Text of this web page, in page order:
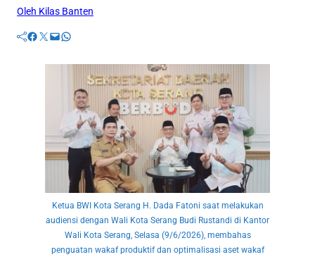
Oleh Kilas Banten
Facebook Twitter Mail WhatsApp
Ketua BWI Kota Serang H. Dada Fatoni saat melakukan
audiensi dengan Wali Kota Serang Budi Rustandi di Kantor
Wali Kota Serang, Selasa (9/6/2026), membahas
penguatan wakaf produktif dan optimalisasi aset wakaf